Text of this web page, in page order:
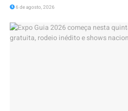
6 de agosto, 2026